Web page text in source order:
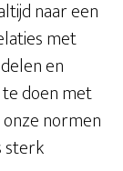
naar een
met
en
doen met
normen
sterk